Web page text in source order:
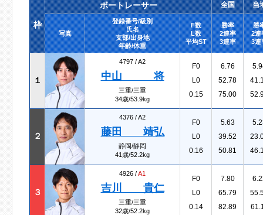
枠
ボートレーサー 全国 当
写真
登録番号/級別
氏名
支部/出身地
年齢/体重
F数
L数
平均ST
勝率
2連率
3連率
勝
2連
3連
１
4797 /A2
中山 将
三重/三重
34歳/53.9kg
F0
L0
0.15
6.76
52.78
75.00
２
4376 /A2
藤田 靖弘
静岡/静岡
41歳/52.2kg
F0
L0
0.16
5.63
39.52
50.81
３
4926 /A1
吉川 貴仁
三重/三重
32歳/52.2kg
F0
L0
0.14
7.80
65.79
82.89